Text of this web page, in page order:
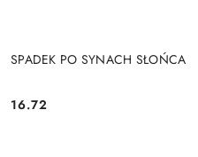
SPADEK PO SYNACH SŁOŃCA
Cena:
16.72